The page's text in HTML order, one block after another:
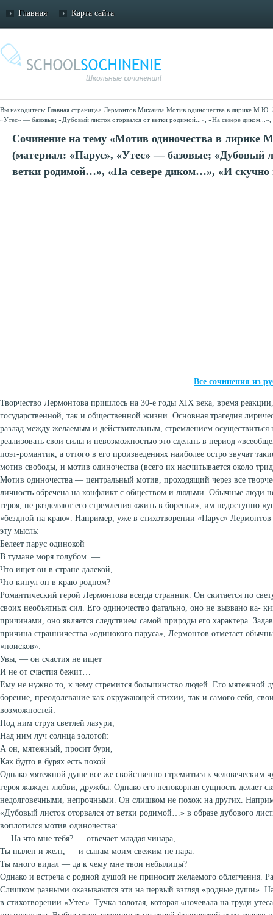
Главная Карта сайта
Вы находитесь: Главная страница> Лермонтов Михаил> Мотив одиночества в лирике М.Ю.
«Утес» — базовые; «Дубовый листок оторвался от ветки родимой...», «На севере
Сочинение на тему «Мотив одиночества в
(материал: «Парус», «Утес» — базовые; «Дубовый
ветки родимой…», «На севере диком…», «И скучно
Все сочинения из
Творчество Лермонтова пришлось на 30-е годы XIX века, время реакции,
государственной, так и общественной жизни. Основная трагедия
разлад между желаемым и действительным, стремлением
реализовать свои силы и невозможностью это сделать в период
поэт-романтик, а оттого в его произведениях наиболее остро звучат
мотив свободы, и мотив одиночества (всего их насчитывается около
Мотив одиночества — центральный мотив, проходящий через все
личность обречена на конфликт с обществом и людьми. Обычные люди
героя, не разделяют его стремления «жить в бореньи», им недоступно
«бездной на краю». Например, уже в стихотворении «Парус» Лермонтов
эту мысль:
Белеет парус одинокой
В тумане моря голубом. —
Что ищет он в стране далекой,
Что кинул он в краю родном?
Романтический герой Лермонтова всегда странник. Он скитается по
своих необъятных сил. Его одиночество фатально, оно не вызвано ка-
причинами, оно является следствием самой природы его характера.
причина странничества «одинокого паруса», Лермонтов отметает
«поисков»:
Увы, — он счастия не ищет
И не от счастия бежит…
Ему не нужно то, к чему стремится большинство людей. Его мятежной
борение, преодолевание как окружающей стихии, так и самого себя,
возможностей:
Под ним струя светлей лазури,
Над ним луч солнца золотой:
А он, мятежный, просит бури,
Как будто в бурях есть покой.
Однако мятежной душе все же свойственно стремиться к человеческим
героя жаждет любви, дружбы. Однако его непокорная сущность делает
недолговечными, непрочными. Он слишком не похож на других.
«Дубовый листок оторвался от ветки родимой…» в образе дубового
воплотился мотив одиночества:
— На что мне тебя? — отвечает младая чинара, —
Ты пылен и желт, — и сынам моим свежим не пара.
Ты много видал — да к чему мне твои небылицы?
Однако и встреча с родной душой не приносит желаемого облегчения.
Слишком разными оказываются эти на первый взгляд «родные души».
в стихотворении «Утес». Тучка золотая, которая «ночевала на груди